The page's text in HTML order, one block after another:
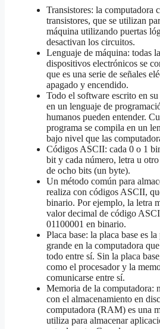
Transistores: la computadora
transistores, que se utilizan
máquina utilizando puertas
desactivan los circuitos.
Lenguaje de máquina: todas
dispositivos electrónicos se
que es una serie de señales
apagado y encendido.
Todo el software escrito en
en un lenguaje de
humanos pueden entender.
programa se compila en un
bajo nivel que las
Códigos ASCII: cada 0 o 1
bit y cada número, letra u
de ocho bits (un byte).
Un método común para
realiza con códigos ASCII,
binario. Por ejemplo, la letra
valor decimal de código
01100001 en binario.
Placa base: la placa base es
grande en la computadora
todo entre sí. Sin la placa
como el procesador y la
comunicarse entre sí.
Memoria de la computadora:
con el almacenamiento en
computadora (RAM) es una
utiliza para almacenar